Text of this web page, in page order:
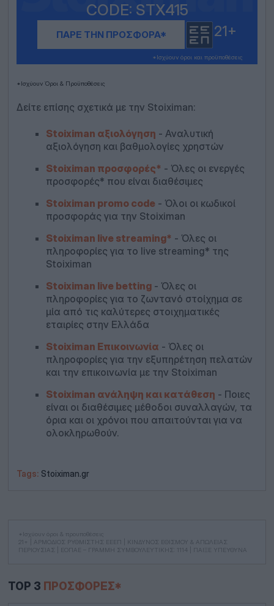
CODE: STX415
ΠΑΡΕ ΤΗΝ ΠΡΟΣΦΟΡΑ* 21+
*Iσχύουν όροι και προϋποθέσεις
*Ισχύουν Όροι & Προϋποθέσεις
Δείτε επίσης σχετικά με την Stoiximan:
Stoiximan αξιολόγηση - Αναλυτική
αξιολόγηση και βαθμολογίες χρηστών
Stoiximan προσφορές* - Όλες οι ενεργές
προσφορές* που είναι διαθέσιμες
Stoiximan promo code- Όλοι οι κωδικοί
προσφοράς για την Stoiximan
Stoiximan live streaming* - Όλες οι
πληροφορίες για το live streaming* της
Stoiximan
Stoiximan live betting- Όλες οι
πληροφορίες για το ζωντανό στοίχημα σε
μία από τις καλύτερες στοιχηματικές
εταιρίες στην Ελλάδα
Stoiximan Επικοινωνία - Όλες οι
πληροφορίες για την εξυπηρέτηση πελατών
και την επικοινωνία με την Stoiximan
Stoiximan ανάληψη και κατάθεση - Ποιες
είναι οι διαθέσιμες μέθοδοι συναλλαγών, τα
όρια και οι χρόνοι που απαιτούνται για να
ολοκληρωθούν.
Tags: Stoiximan.gr
*Ισχύουν όροι & προυποθέσεις
21+ | ΑΡΜΟΔΙΟΣ ΡΥΘΜΙΣΤΗΣ ΕΕΕΠ | ΚΙΝΔΥΝΟΣ ΕΘΙΣΜΟΥ & ΑΠΩΛΕΙΑΣ
ΠΕΡΙΟΥΣΙΑΣ | ΕΟΠΑΕ – ΓΡΑΜΜΗ ΣΥΜΒΟΥΛΕΥΤΙΚΗΣ: 1114 | ΠΑΙΞΕ ΥΠΕΥΘΥΝΑ
TOP 3 ΠΡΟΣΦΟΡΈΣ*